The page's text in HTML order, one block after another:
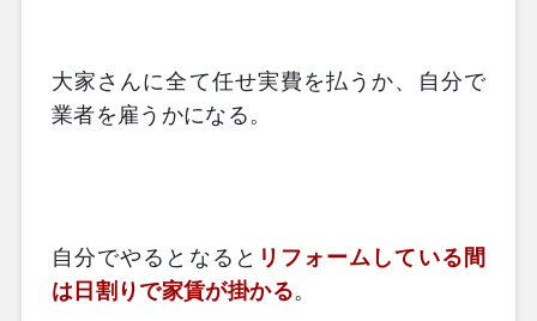
大家さんに全て任せ実費を払うか、自分で
業者を雇うかになる。
自分でやるとなると リフォームしている間
は日割りで家賃が掛かる。